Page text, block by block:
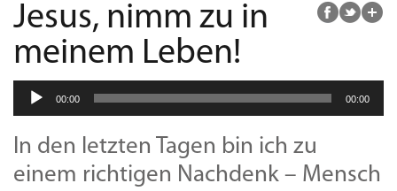
Jesus, nimm zu in
meinem Leben!
Audio-
Player
00:00 00:00
In den letzten Tagen bin ich zu
einem richtigen Nachdenk – Mensch